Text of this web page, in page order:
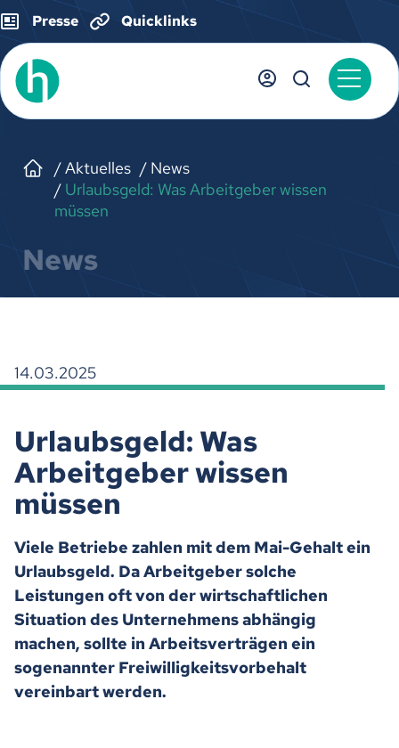
Presse Quicklinks
Aktuelles
News
Urlaubsgeld: Was Arbeitgeber wissen
müssen
News
14.03.2025
Urlaubsgeld: Was
Arbeitgeber wissen
müssen
Viele Betriebe zahlen mit dem Mai-Gehalt ein
Urlaubsgeld. Da Arbeitgeber solche
Leistungen oft von der wirtschaftlichen
Situation des Unternehmens abhängig
machen, sollte in Arbeitsverträgen ein
sogenannter Freiwilligkeitsvorbehalt
vereinbart werden.